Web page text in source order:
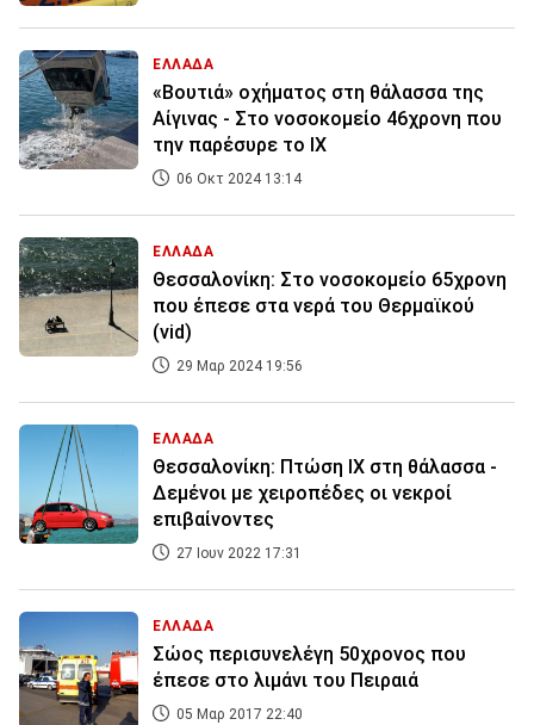
ΕΛΛΑΔΑ
«Βουτιά» οχήματος στη θάλασσα της
Αίγινας - Στο νοσοκομείο 46χρονη που
την παρέσυρε το ΙΧ
06 Οκτ 2024 13:14
ΕΛΛΑΔΑ
Θεσσαλονίκη: Στο νοσοκομείο 65χρονη
που έπεσε στα νερά του Θερμαϊκού
(vid)
29 Μαρ 2024 19:56
ΕΛΛΑΔΑ
Θεσσαλονίκη: Πτώση ΙΧ στη θάλασσα -
Δεμένοι με χειροπέδες οι νεκροί
επιβαίνοντες
27 Ιουν 2022 17:31
ΕΛΛΑΔΑ
Σώος περισυνελέγη 50χρονος που
έπεσε στο λιμάνι του Πειραιά
05 Μαρ 2017 22:40